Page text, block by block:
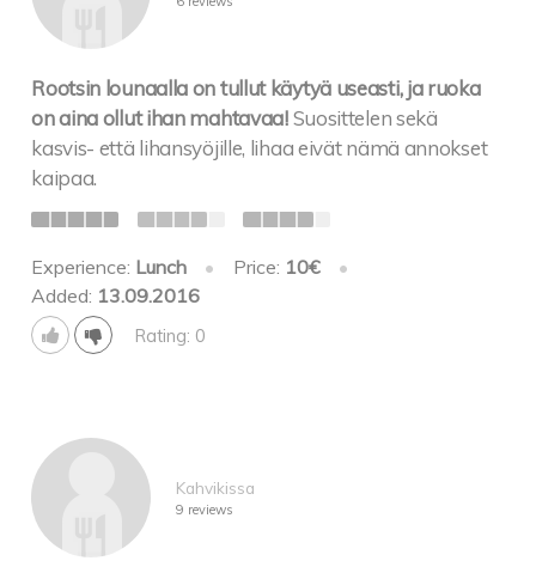
Rootsin lounaalla on tullut käytyä useasti, ja ruoka
on aina ollut ihan mahtavaa! Suosittelen sekä
kasvis- että lihansyöjille, lihaa eivät nämä annokset
kaipaa.
Experience: Lunch • Price: 10€
•
Added: 13.09.2016
Rating: 0
Kahvikissa
9 reviews